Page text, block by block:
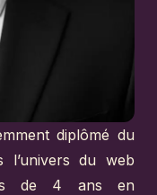
diplômé du
l’univers du web
de 4 ans en